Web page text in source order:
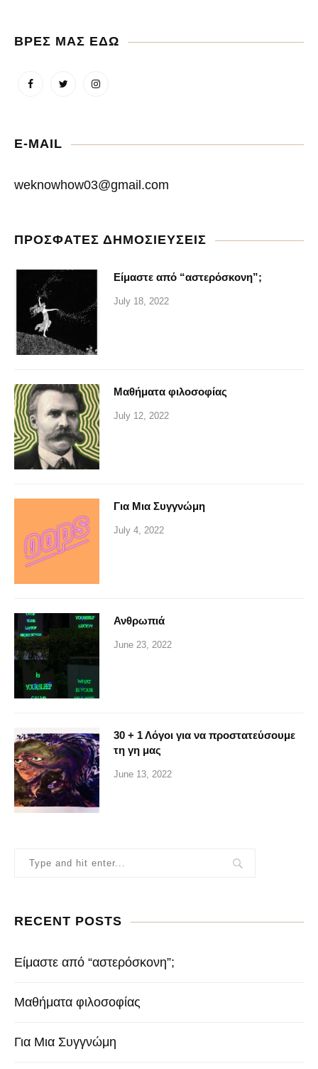
ΒΡΕΣ ΜΑΣ ΕΔΩ
E-MAIL
weknowhow03@gmail.com
ΠΡΟΣΦΑΤΕΣ ΔΗΜΟΣΙΕΥΣΕΙΣ
Είμαστε από “αστερόσκονη”;
July 18, 2022
Μαθήματα φιλοσοφίας
July 12, 2022
Για Μια Συγγνώμη
July 4, 2022
Ανθρωπιά
June 23, 2022
30 + 1 Λόγοι για να προστατεύσουμε
τη γη μας
June 13, 2022
RECENT POSTS
Είμαστε από “αστερόσκονη”;
Μαθήματα φιλοσοφίας
Για Μια Συγγνώμη